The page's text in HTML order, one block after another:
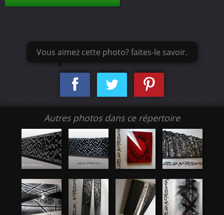
Vous aimez cette photo? faites-le savoir.
Autres photos dans ce répertoire